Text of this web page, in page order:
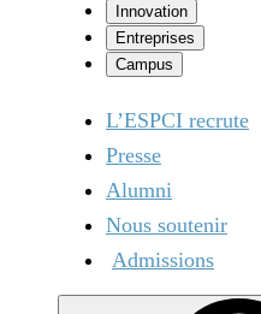
Innovation
Entreprises
Campus
L’ESPCI recrute
Presse
Alumni
Nous soutenir
Admissions